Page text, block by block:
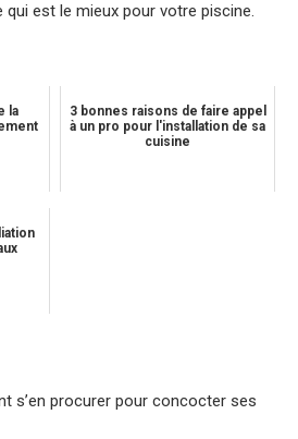
est le mieux pour votre piscine.
la
3 bonnes raisons de faire appel
à un pro pour l'installation de sa
cuisine
s’en procurer pour concocter ses